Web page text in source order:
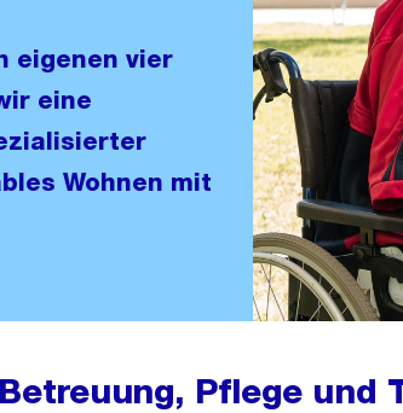
eigenen vier
eine
Wohnen mit
Betreuung, Pflege und